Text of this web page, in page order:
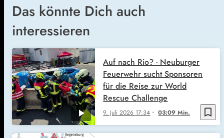
Das könnte Dich auch
interessieren
bookmark_border
9. Juli 2026 17:34 03:09 Min.
Auf nach Rio? - Neuburger
Feuerwehr sucht Sponsoren
für die Reise zur World
Rescue Challenge